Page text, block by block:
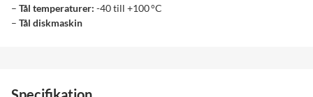
– Tål temperaturer: -40 till +100 °C
– Tål diskmaskin